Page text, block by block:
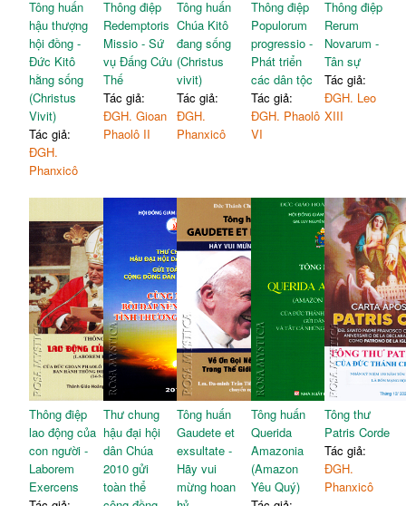
Tông huấn
hậu thượng
hội đồng -
Đức Kitô
hằng sống
(Christus
Vivit)
Tác giả:
ĐGH.
Phanxicô
Thông điệp
Redemptoris
Missio - Sứ
vụ Đấng Cứu
Thế
Tác giả:
ĐGH. Gioan
Phaolô II
Tông huấn
Chúa Kitô
đang sống
(Christus
vivit)
Tác giả:
ĐGH.
Phanxicô
Thông điệp
Populorum
progressio -
Phát triển
các dân tộc
Tác giả:
ĐGH. Phaolô
VI
Thông điệp
Rerum
Novarum -
Tân sự
Tác giả:
ĐGH. Leo
XIII
Thông điệp
lao động của
con người -
Laborem
Exercens
Thư chung
hậu đại hội
dân Chúa
2010 gửi
toàn thể
Tông huấn
Gaudete et
exsultate -
Hãy vui
mừng hoan
Tông huấn
Querida
Amazonia
(Amazon
Yêu Quý)
Tông thư
Patris Corde
Tác giả:
ĐGH.
Phanxicô